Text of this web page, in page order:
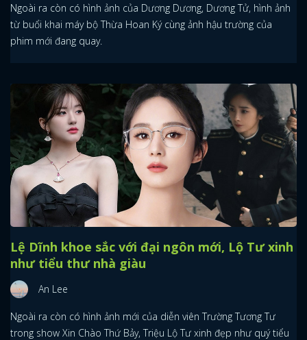
Ngoài ra còn có hình ảnh của Dương Dương, Dương Tử, hình ảnh
từ buổi khai máy bộ Thừa Hoan Ký cùng ảnh hậu trường của
phim mới đang quay.
Lệ Dĩnh khoe sắc với đại ngôn mới, Lộ Tư xinh
như tiểu thư nhà giàu
An Lee
Ngoài ra còn có hình ảnh mới của diễn viên Trường Tương Tư
trong show Xin Chào Thứ Bảy, Triệu Lộ Tư xinh đẹp như quý tiểu